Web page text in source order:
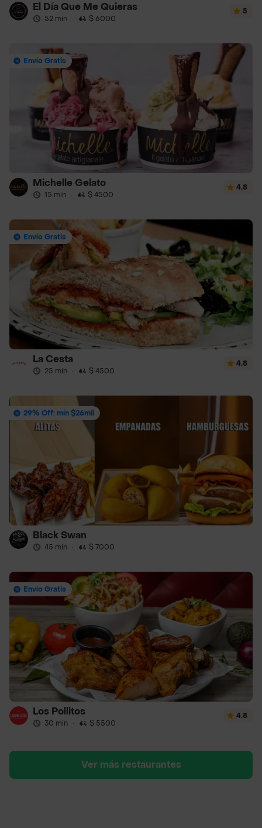
El Día Que Me Quieras
52 min · $ 6000
5
Envío Gratis
Michelle Gelato
15 min · $ 4500
4.8
Envío Gratis
La Cesta
25 min · $ 4500
4.8
29% Off: mín $26mil
Black Swan
45 min · $ 7000
Envío Gratis
Los Pollitos
30 min · $ 5500
4.8
Ver más restaurantes